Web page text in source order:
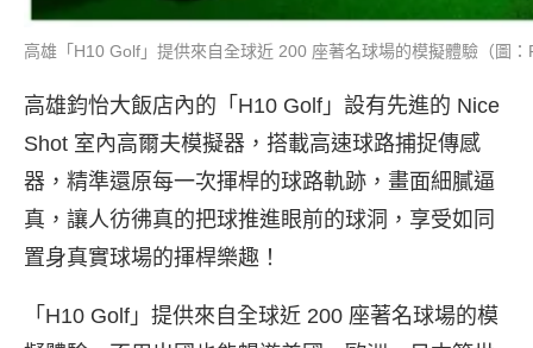
高雄「H10 Golf」提供來自全球近 200 座著名球場的模擬體驗（圖
高雄鈞怡大飯店內的「H10 Golf」設有先進的 Nice
Shot 室內高爾夫模擬器，搭載高速球路捕捉傳感
器，精準還原每一次揮桿的球路軌跡，畫面細膩逼
真，讓人彷彿真的把球推進眼前的球洞，享受如同
置身真實球場的揮桿樂趣！
「H10 Golf」提供來自全球近 200 座著名球場的模